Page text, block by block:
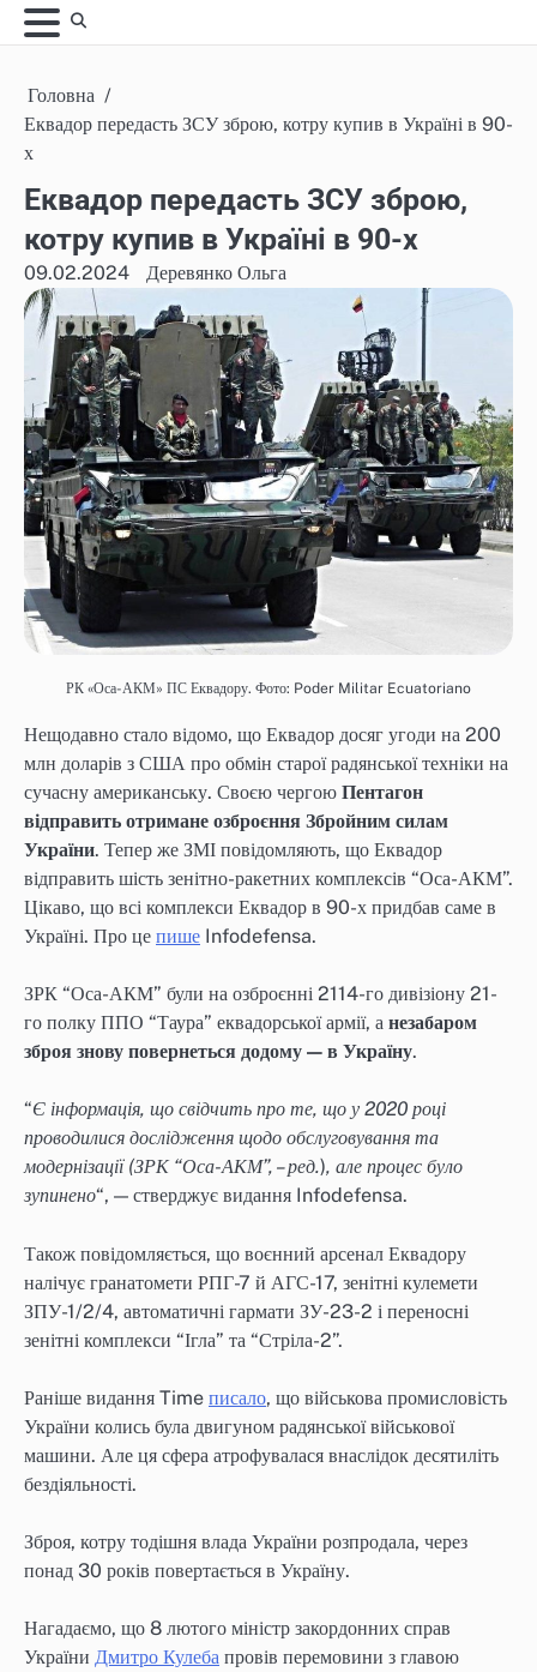
Skip
to
Головна
Еквадор передасть ЗСУ зброю, котру купив в Україні в 90-
х
Еквадор передасть ЗСУ зброю,
котру купив в Україні в 90-х
09.02.2024 Деревянко Ольга
РК «Оса-АКМ» ПС Еквадору. Фото: Poder Militar Ecuatoriano
Нещодавно стало відомо, що Еквадор досяг угоди на 200
млн доларів з США про обмін старої радянської техніки на
сучасну американську. Своєю чергою Пентагон
відправить отримане озброєння Збройним силам
України. Тепер же ЗМІ повідомляють, що Еквадор
відправить шість зенітно-ракетних комплексів “Оса-АКМ”.
Цікаво, що всі комплекси Еквадор в 90-х придбав саме в
Україні. Про це пише Infodefensa.
ЗРК “Оса-АКМ” були на озброєнні 2114-го дивізіону 21-
го полку ППО “Таура” еквадорської армії, а незабаром
зброя знову повернеться додому — в Україну.
“Є інформація, що свідчить про те, що у 2020 році
проводилися дослідження щодо обслуговування та
модернізації (ЗРК “Оса-АКМ”, – ред.), але процес було
зупинено“, — стверджує видання Infodefensa.
Також повідомляється, що воєнний арсенал Еквадору
налічує гранатомети РПГ-7 й АГС-17, зенітні кулемети
ЗПУ-1/2/4, автоматичні гармати ЗУ-23-2 і переносні
зенітні комплекси “Ігла” та “Стріла-2”.
Раніше видання Time писало, що військова промисловість
України колись була двигуном радянської військової
машини. Але ця сфера атрофувалася внаслідок десятиліть
бездіяльності.
Зброя, котру тодішня влада України розпродала, через
понад 30 років повертається в Україну.
Нагадаємо, що 8 лютого міністр закордонних справ
України Дмитро Кулеба провів перемовини з главою